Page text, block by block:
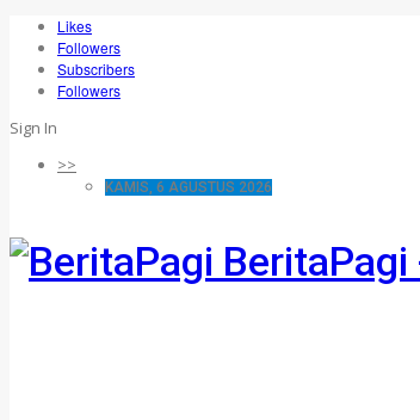
Likes
Followers
Subscribers
Followers
Sign In
>>
KAMIS, 6 AGUSTUS 2026